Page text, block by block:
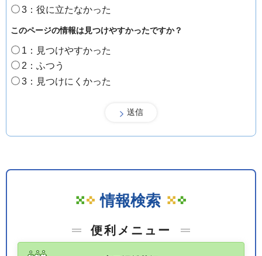
3：役に立たなかった
このページの情報は見つけやすかったですか？
1：見つけやすかった
2：ふつう
3：見つけにくかった
情報検索
便利メニュー